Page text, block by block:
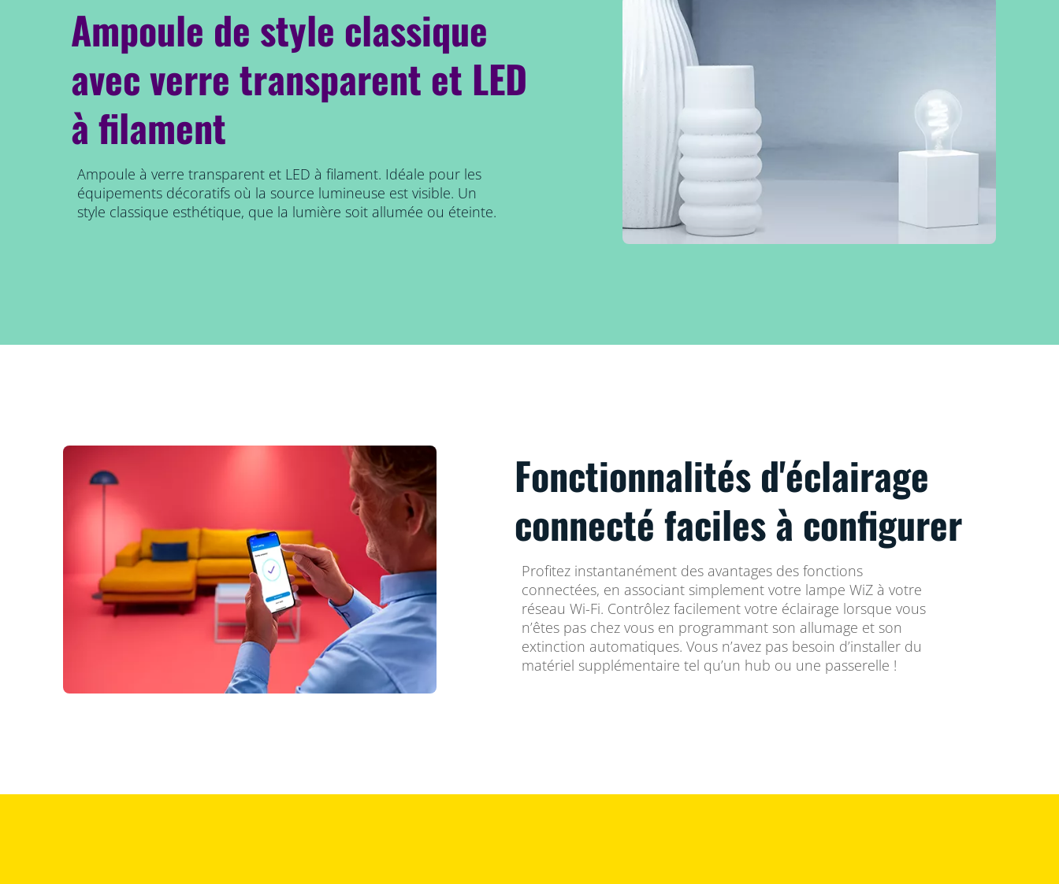
Ampoule de style classique
avec verre transparent et LED
à filament
Ampoule à verre transparent et LED à filament. Idéale pour les
équipements décoratifs où la source lumineuse est visible. Un
style classique esthétique, que la lumière soit allumée ou éteinte.
Fonctionnalités d'éclairage
connecté faciles à configurer
Profitez instantanément des avantages des fonctions
connectées, en associant simplement votre lampe WiZ à votre
réseau Wi-Fi. Contrôlez facilement votre éclairage lorsque vous
n’êtes pas chez vous en programmant son allumage et son
extinction automatiques. Vous n’avez pas besoin d’installer du
matériel supplémentaire tel qu’un hub ou une passerelle !